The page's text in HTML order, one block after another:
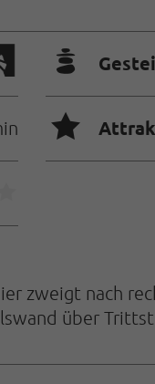
🞾
🞙
zweigt nach
über